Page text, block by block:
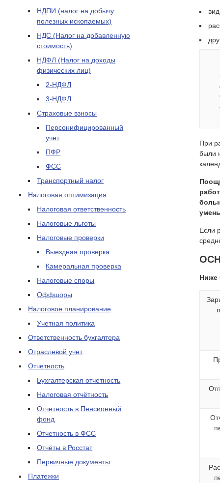
НДПИ (налог на добычу
полезных ископаемых)
НДС (Налог на добавленную
стоимость)
НДФЛ (Налог на доходы
физических лиц)
2-НДФЛ
3-НДФЛ
Страховые взносы
Персонифицированный
учет
ПФР
ФСС
Транспортный налог
Налоговая оптимизация
Налоговая ответственность
Налоговые льготы
Налоговые проверки
Выездная проверка
Камеральная проверка
Налоговые споры
Оффшоры
Налоговое планирование
Учетная политика
Ответственность бухгалтера
Отраслевой учет
Отчетность
Бухгалтерская отчетность
Налоговая отчётность
Отчетность в Пенсионный
фонд
Отчетность в ФСС
Отчёты в Росстат
Первичные документы
Платежки
При
были
Если
Ниже